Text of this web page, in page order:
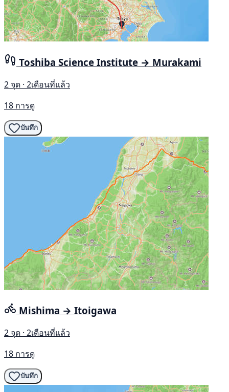
Toshiba Science Institute → Murakami
2 จุด · 2เดือนที่แล้ว
18 การดู
บันทึก
Mishima → Itoigawa
2 จุด · 2เดือนที่แล้ว
18 การดู
บันทึก